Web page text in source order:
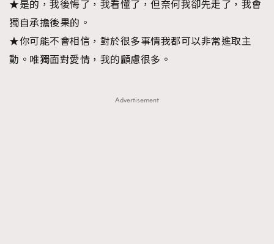
★是的，我後悔了，我看懂了，但奈何我卻先走了，我會
獨自承擔後果的。
★你可能不會相信，對於很多事情我都可以非常進取主
動。唯獨面對愛情，我的顧慮很多。
Advertisement